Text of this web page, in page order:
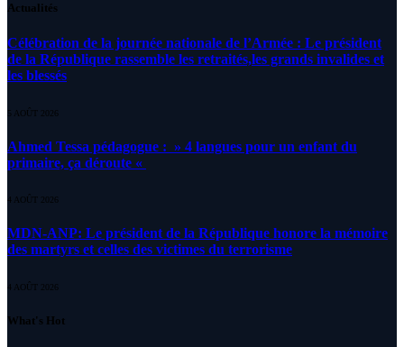
Actualités
Célébration de la journée nationale de l’Armée : Le président
de la République rassemble les retraités,les grands invalides et
les blessés
5 AOÛT 2026
Ahmed Tessa pédagogue : » 4 langues pour un enfant du
primaire, ça déroute «
4 AOÛT 2026
MDN-ANP: Le président de la République honore la mémoire
des martyrs et celles des victimes du terrorisme
4 AOÛT 2026
What's Hot